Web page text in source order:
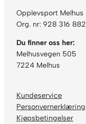
Opplevsport Melhus
Org. nr: 928 316 882
Du finner oss her:
Melhusvegen 505
7224 Melhus
Kundeservice
Personvernerklæring
Kjøpsbetingelser